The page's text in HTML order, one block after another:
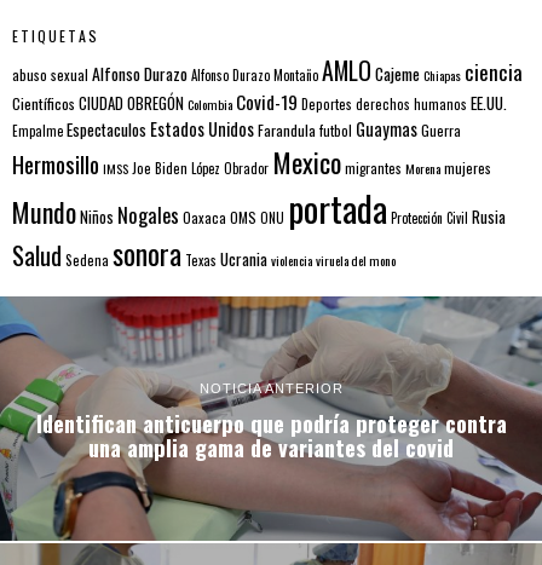
ETIQUETAS
abuso sexual Alfonso DurazoAlfonso Durazo MontañoAMLO CajemeChiapas ciencia
Científicos CIUDAD OBREGÓNColombia Covid-19 Deportes derechos humanos EE.UU.
EmpalmeEspectaculos Estados UnidosFarandulafutbol GuaymasGuerra
Hermosillo IMSSJoe Biden López Obrador Mexicomigrantes Morenamujeres
MundoNiños Nogales Oaxaca OMS ONU portada Protección Civil Rusia
Salud Sedena sonora Texas Ucraniaviolenciaviruela del mono
NOTICIA ANTERIOR
Identifican anticuerpo que podría proteger contra
una amplia gama de variantes del covid